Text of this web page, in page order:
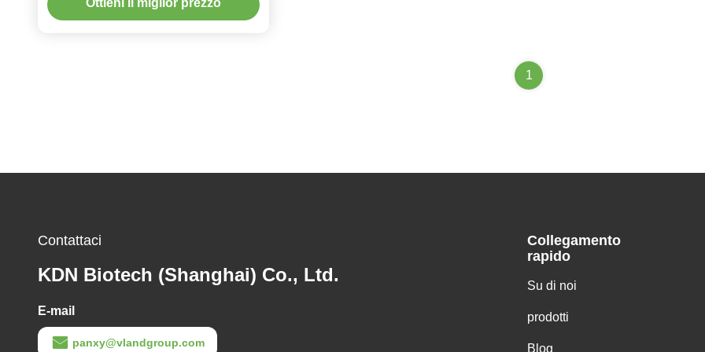
specializzati, composti aromatici e
Ottieni il miglior prezzo
1
Contattaci
KDN Biotech (Shanghai) Co., Ltd.
E-mail
panxy@vlandgroup.com
Collegamento
rapido
Su di noi
prodotti
Blog